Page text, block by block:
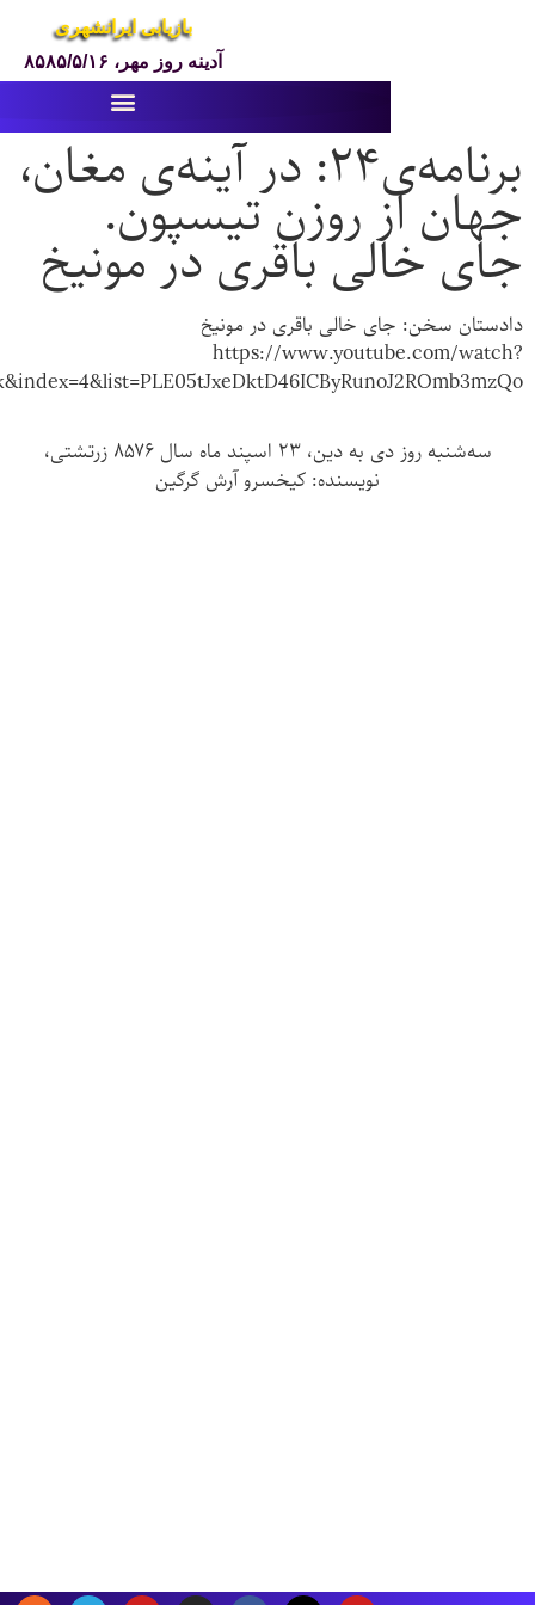
برنامه‌ی۲۴: در آینه‌ی مغان،
روزن تیسپون.
باقری در مونیخ
خالی باقری در مونیخ
https://
سه‌شنبه روز دی به دین، ۲۳ اسپند ماه سال ۸۵۷۶ زرتشتی،
کیخسرو آرش گرگین